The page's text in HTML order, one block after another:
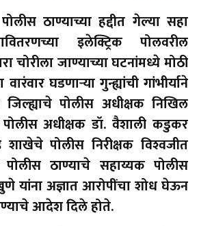
ठाण्याच्या हद्दीत गेल्या सहा
इलेक्ट्रिक पोलवरील
चोरीला जाण्याच्या घटनांमध्ये मोठी
घडणार्‍या गुन्ह्यांची गांभीर्याने
पोलीस अधीक्षक निखिल
अधीक्षक डॉ. वैशाली कडुकर
शाखेचे पोलीस निरीक्षक विश्‍वजीत
ठाण्याचे सहाय्यक पोलीस
यांना अज्ञात आरोपींचा शोध घेऊन
आदेश दिले होते.